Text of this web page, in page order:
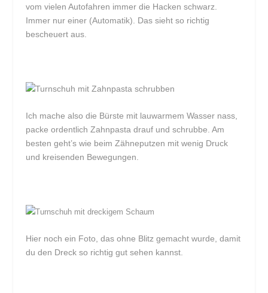
vom vielen Autofahren immer die Hacken schwarz.
Immer nur einer (Automatik). Das sieht so richtig
bescheuert aus.
Ich mache also die Bürste mit lauwarmem Wasser nass,
packe ordentlich Zahnpasta drauf und schrubbe. Am
besten geht’s wie beim Zähneputzen mit wenig Druck
und kreisenden Bewegungen.
Hier noch ein Foto, das ohne Blitz gemacht wurde, damit
du den Dreck so richtig gut sehen kannst.